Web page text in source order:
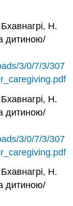
Н.
дитиною/
3/0/7/3/307
Н.
дитиною/
3/0/7/3/307
Н.
дитиною/